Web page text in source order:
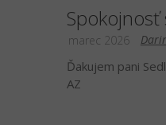
Spokojnosť
marec 2026
Ďakujem pani
AZ